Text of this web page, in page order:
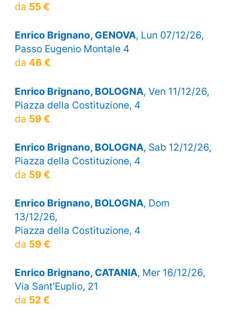
da 55 €
Enrico Brignano, GENOVA, Lun 07/12/26,
Passo Eugenio Montale 4
da 46 €
Enrico Brignano, BOLOGNA, Ven 11/12/26,
Piazza della Costituzione, 4
da 59 €
Enrico Brignano, BOLOGNA, Sab 12/12/26,
Piazza della Costituzione, 4
da 59 €
Enrico Brignano, BOLOGNA, Dom
13/12/26,
Piazza della Costituzione, 4
da 59 €
Enrico Brignano, CATANIA, Mer 16/12/26,
Via Sant'Euplio, 21
da 52 €